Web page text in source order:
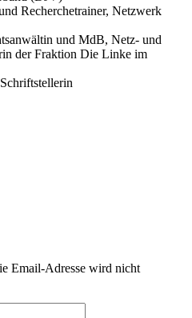
Recherchetrainer, Netzwerk
und MdB, Netz- und
der Fraktion Die Linke im
Email-Adresse wird nicht